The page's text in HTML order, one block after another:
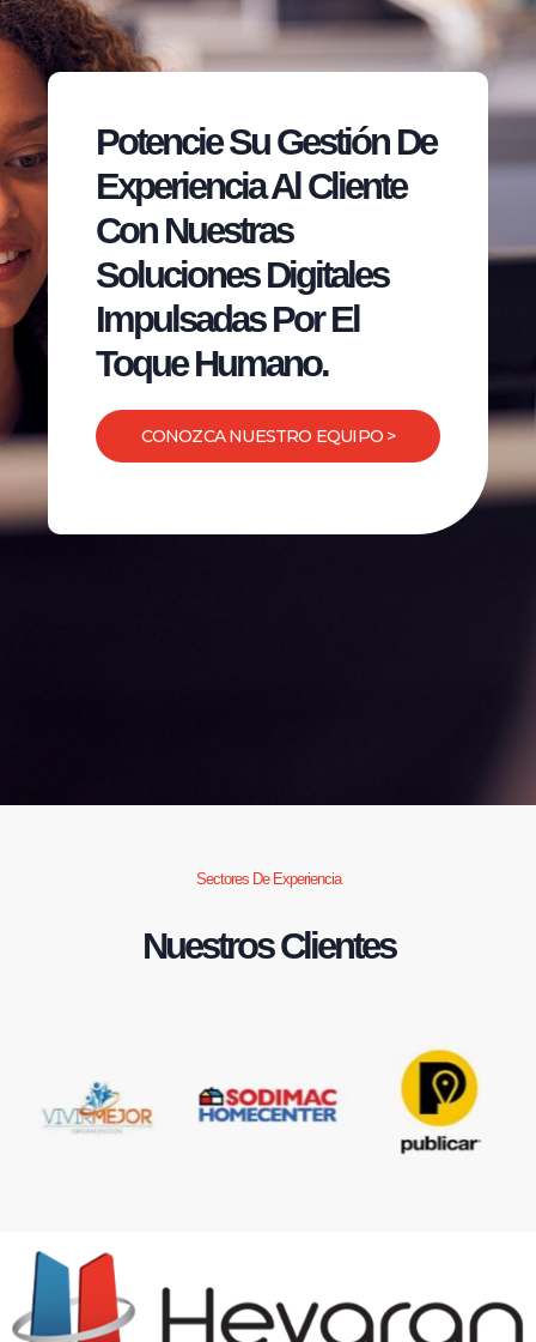
Potencie Su Gestión De
Experiencia Al Cliente
Con Nuestras
Soluciones Digitales
Impulsadas Por El
Toque Humano.
CONOZCA NUESTRO EQUIPO >
Sectores De Experiencia
Nuestros Clientes